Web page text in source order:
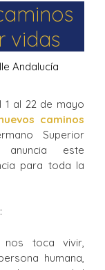
vidas
Andalucía
1 al 22 de mayo
caminos
Superior
anuncia este
para toda la
toca vivir,
humana,